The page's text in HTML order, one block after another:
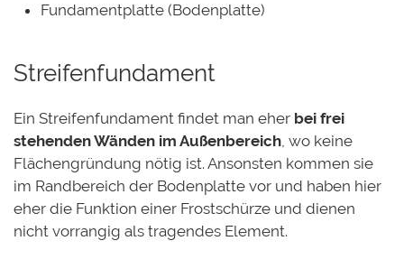
Fundamentplatte (Bodenplatte)
Streifenfundament
Ein Streifenfundament findet man eher bei frei
stehenden Wänden im Außenbereich, wo keine
Flächengründung nötig ist. Ansonsten kommen sie
im Randbereich der Bodenplatte vor und haben hier
eher die Funktion einer Frostschürze und dienen
nicht vorrangig als tragendes Element.